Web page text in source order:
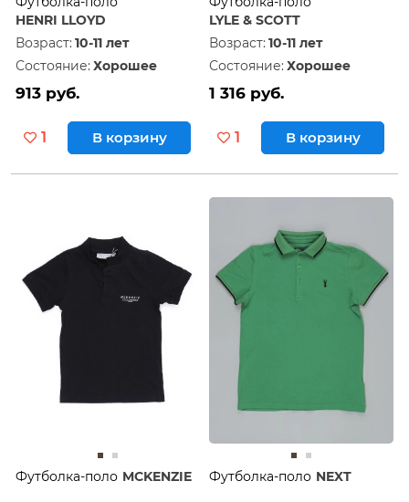
HENRI LLOYD
Возраст: 10-11 лет
Состояние: Хорошее
913 руб.
1 В корзину
LYLE & SCOTT
Возраст: 10-11 лет
Состояние: Хорошее
1 316 руб.
1 В корзину
Футболка-поло MCKENZIE Футболка-поло NEXT